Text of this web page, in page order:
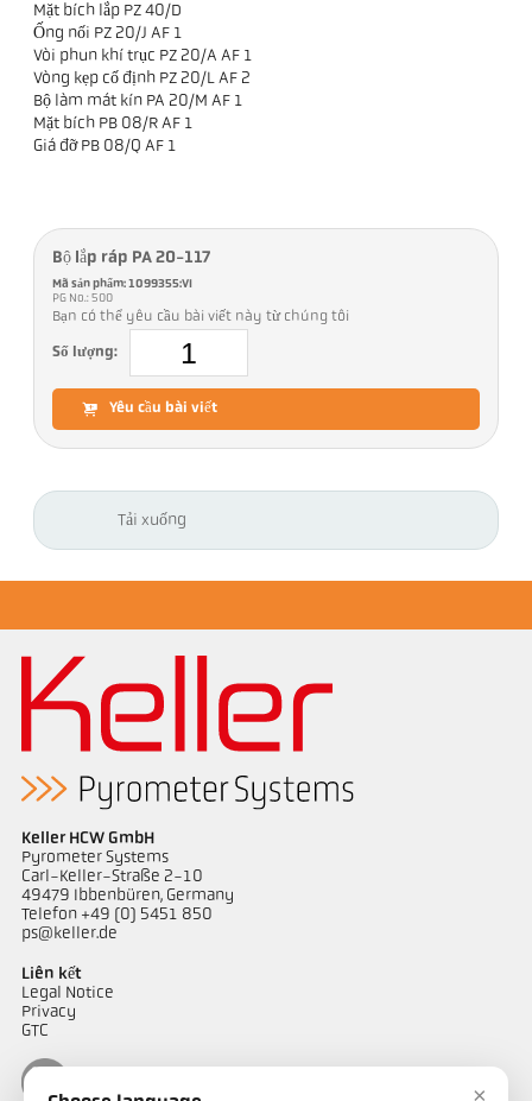
Mặt bích lắp PZ 40/D
Ống nối PZ 20/J AF 1
Vòi phun khí trục PZ 20/A AF 1
Vòng kẹp cố định PZ 20/L AF 2
Bộ làm mát kín PA 20/M AF 1
Mặt bích PB 08/R AF 1
Giá đỡ PB 08/Q AF 1
Bộ lắp ráp PA 20-117
Mã sản phẩm: 1099355:VI
PG No.: 500
Bạn có thể yêu cầu bài viết này từ chúng tôi
Số lượng:
Yêu cầu bài viết
Tải xuống
Keller HCW GmbH
Pyrometer Systems
Carl-Keller-Straße 2-10
49479 Ibbenbüren, Germany
Telefon +49 (0) 5451 850
ps@keller.de
Liên kết
Legal Notice
Privacy
GTC
×